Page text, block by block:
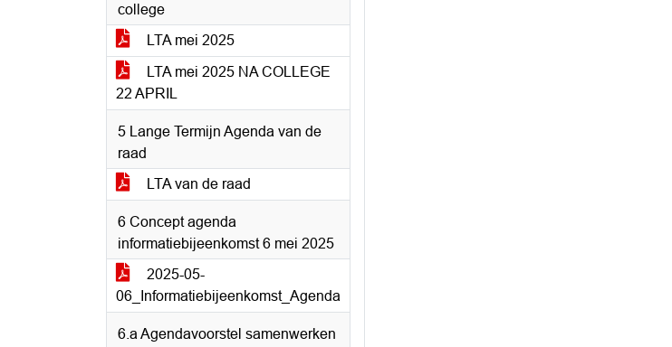
college
LTA mei 2025
LTA mei 2025 NA COLLEGE
22 APRIL
5 Lange Termijn Agenda van de
raad
LTA van de raad
6 Concept agenda
informatiebijeenkomst 6 mei 2025
2025-05-
06_Informatiebijeenkomst_Agenda
6.a Agendavoorstel samenwerken